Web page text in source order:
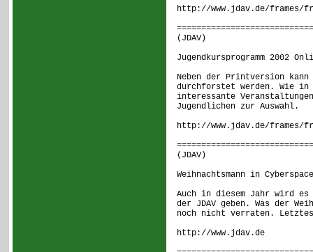
http://www.jdav.de/
(JDAV) [
Jugendkursprogramm 2002
Neben der Printversion kann
durchforstet werden. Wie in
interessante
Jugendlichen zur Auswahl.
http://www.jdav.de/frames/
(JDAV) [
Weihnachtsmann in Cyberspace
Auch in diesem Jahr wird
der JDAV geben. Was der
noch nicht verraten.
http://www.jdav.de